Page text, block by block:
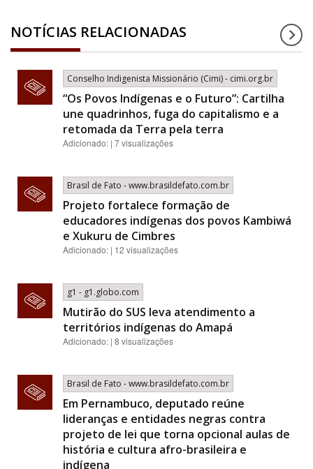
NOTÍCIAS RELACIONADAS
Conselho Indigenista Missionário (Cimi) - cimi.org.br
“Os Povos Indígenas e o Futuro”: Cartilha
une quadrinhos, fuga do capitalismo e a
retomada da Terra pela terra
Adicionado: | 7 visualizações
Brasil de Fato - www.brasildefato.com.br
Projeto fortalece formação de
educadores indígenas dos povos Kambiwá
e Xukuru de Cimbres
Adicionado: | 12 visualizações
g1 - g1.globo.com
Mutirão do SUS leva atendimento a
territórios indígenas do Amapá
Adicionado: | 8 visualizações
Brasil de Fato - www.brasildefato.com.br
Em Pernambuco, deputado reúne
lideranças e entidades negras contra
projeto de lei que torna opcional aulas de
história e cultura afro-brasileira e
indígena